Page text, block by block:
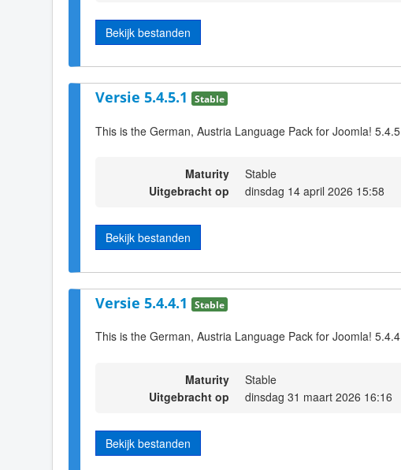
Bekijk bestanden
Versie 5.4.5.1 Stable
This is the German, Austria Language Pack for Joomla! 5.4.5
Maturity
Stable
Uitgebracht op
dinsdag 14 april 2026 15:58
Bekijk bestanden
Versie 5.4.4.1 Stable
This is the German, Austria Language Pack for Joomla! 5.4.4
Maturity
Stable
Uitgebracht op
dinsdag 31 maart 2026 16:16
Bekijk bestanden